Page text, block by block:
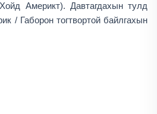
Америкт). Давтагдахын тулд
/ Габоронтогтвортой байлгахын